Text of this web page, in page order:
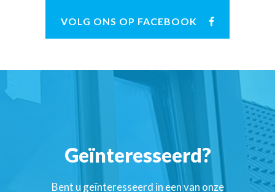
VOLG ONS OP FACEBOOK
Geïnteresseerd?
Bent u geïnteresseerd in een van onze